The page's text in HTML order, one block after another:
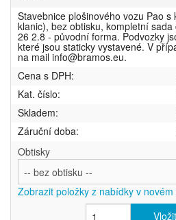
Stavebnice plošinového vozu Pao s
klanic), bez obtisku, kompletní
26 2.8 - původní forma. Podvozky
které jsou staticky vystavené. V
na mail info@bramos.eu.
Cena s DPH:
Kat. číslo:
Skladem:
Záruční doba:
Obtisky
Zobrazit položky z nabídky v novém